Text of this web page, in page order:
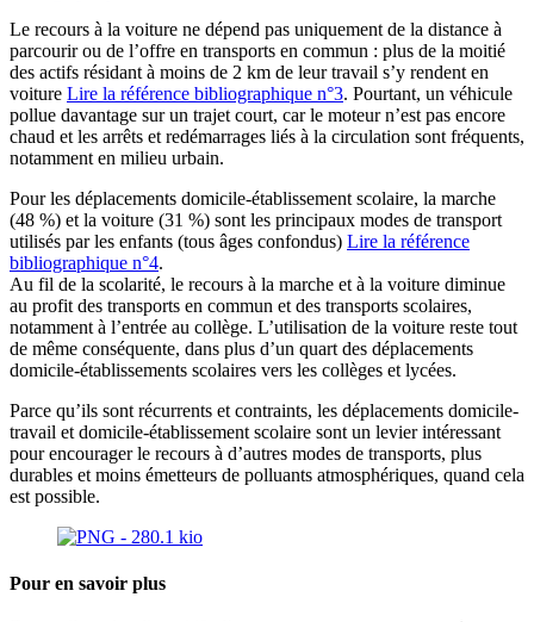
Le recours à la voiture ne dépend pas uniquement de la distance à
parcourir ou de l’offre en transports en commun : plus de la moitié
des actifs résidant à moins de 2 km de leur travail s’y rendent en
voiture Lire la référence bibliographique n°3. Pourtant, un véhicule
pollue davantage sur un trajet court, car le moteur n’est pas encore
chaud et les arrêts et redémarrages liés à la circulation sont fréquents,
notamment en milieu urbain.
Pour les déplacements domicile-établissement scolaire, la marche
(48 %) et la voiture (31 %) sont les principaux modes de transport
utilisés par les enfants (tous âges confondus) Lire la référence
bibliographique n°4.
Au fil de la scolarité, le recours à la marche et à la voiture diminue
au profit des transports en commun et des transports scolaires,
notamment à l’entrée au collège. L’utilisation de la voiture reste tout
de même conséquente, dans plus d’un quart des déplacements
domicile-établissements scolaires vers les collèges et lycées.
Parce qu’ils sont récurrents et contraints, les déplacements domicile-
travail et domicile-établissement scolaire sont un levier intéressant
pour encourager le recours à d’autres modes de transports, plus
durables et moins émetteurs de polluants atmosphériques, quand cela
est possible.
Pour en savoir plus